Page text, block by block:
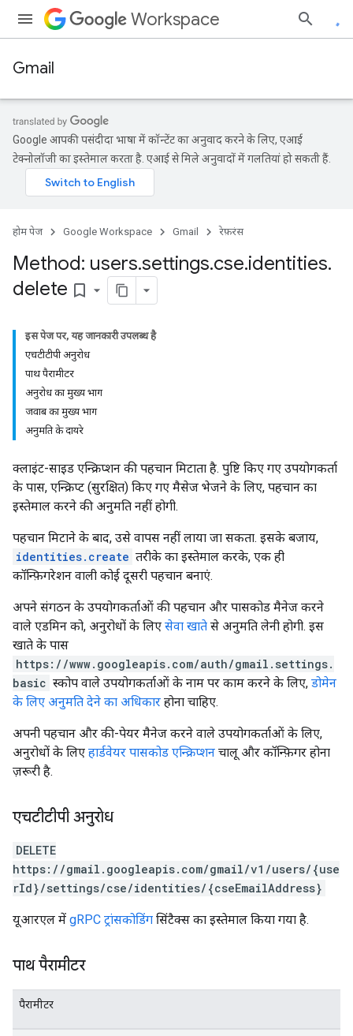
Workspace
Gmail
Google आपकी पसंदीदा भाषा में कॉन्टेंट का अनुवाद करने के लिए, एआई
टेक्नोलॉजी का इस्तेमाल करता है. एआई से मिले अनुवादों में गलतियां हो सकती हैं.
होम पेज Google Workspace Gmail रेफ़रंस
Method: users.settings.cse.identities.
delete bookmark_border
इस पेज पर, यह जानकारी उपलब्ध है
एचटीटीपी अनुरोध
पाथ पैरामीटर
अनुरोध का मुख्य भाग
जवाब का मुख्य भाग
अनुमति के दायरे
क्लाइंट-साइड एन्क्रिप्शन की पहचान मिटाता है. पुष्टि किए गए उपयोगकर्ता
के पास, एन्क्रिप्ट (सुरक्षित) किए गए मैसेज भेजने के लिए, पहचान का
इस्तेमाल करने की अनुमति नहीं होगी.
पहचान मिटाने के बाद, उसे वापस नहीं लाया जा सकता. इसके बजाय,
identities.create तरीके का इस्तेमाल करके, एक ही
कॉन्फ़िगरेशन वाली कोई दूसरी पहचान बनाएं.
अपने संगठन के उपयोगकर्ताओं की पहचान और पासकोड मैनेज करने
वाले एडमिन को, अनुरोधों के लिए सेवा खाते से अनुमति लेनी होगी. इस
खाते के पास
https://www.googleapis.com/auth/gmail.settings.
basic स्कोप वाले उपयोगकर्ताओं के नाम पर काम करने के लिए, डोमेन
के लिए अनुमति देने का अधिकार होना चाहिए.
अपनी पहचान और की-पेयर मैनेज करने वाले उपयोगकर्ताओं के लिए,
अनुरोधों के लिए हार्डवेयर पासकोड एन्क्रिप्शन चालू और कॉन्फ़िगर होना
ज़रूरी है.
एचटीटीपी अनुरोध
DELETE
https://gmail.googleapis.com/gmail/v1/users/{use
rId}/settings/cse/identities/{cseEmailAddress}
यूआरएल में gRPC ट्रांसकोडिंग सिंटैक्स का इस्तेमाल किया गया है.
पाथ पैरामीटर
पैरामीटर